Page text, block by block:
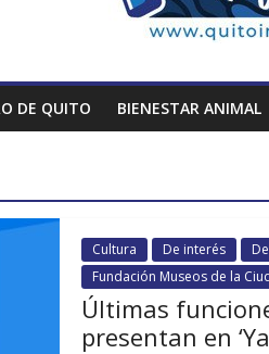
DE QUITO BIENESTAR ANIMAL
Cultura De interés
Fundación Museos de la
Últimas
presentan en